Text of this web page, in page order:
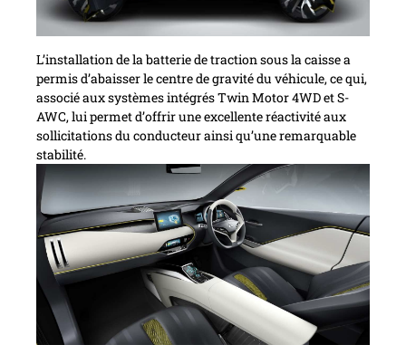
L’installation de la batterie de traction sous la caisse a
permis d’abaisser le centre de gravité du véhicule, ce qui,
associé aux systèmes intégrés Twin Motor 4WD et S-
AWC, lui permet d’offrir une excellente réactivité aux
sollicitations du conducteur ainsi qu’une remarquable
stabilité.